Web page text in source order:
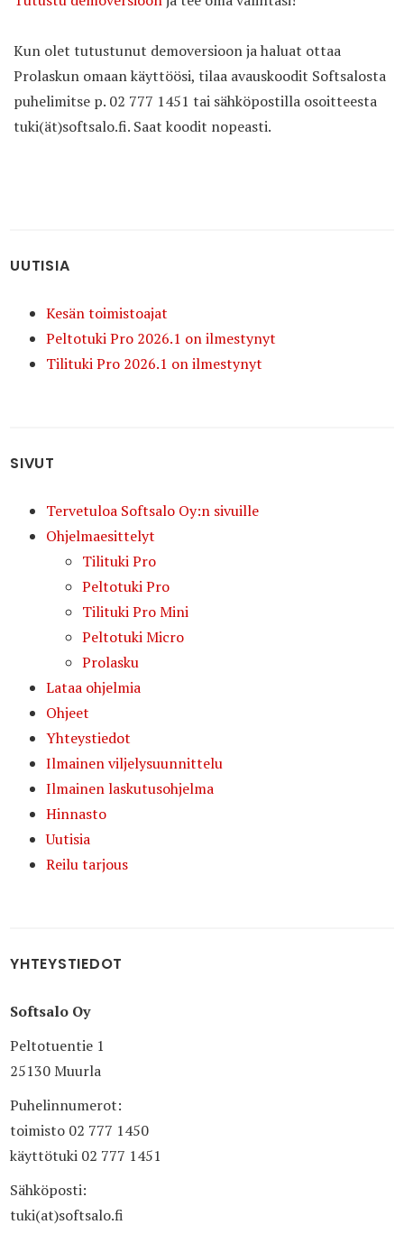
Kun olet tutustunut demoversioon ja haluat ottaa
Prolaskun omaan käyttöösi, tilaa avauskoodit Softsalosta
puhelimitse p. 02 777 1451 tai sähköpostilla osoitteesta
tuki(ät)softsalo.fi. Saat koodit nopeasti.
UUTISIA
Kesän toimistoajat
Peltotuki Pro 2026.1 on ilmestynyt
Tilituki Pro 2026.1 on ilmestynyt
SIVUT
Tervetuloa Softsalo Oy:n sivuille
Ohjelmaesittelyt
Tilituki Pro
Peltotuki Pro
Tilituki Pro Mini
Peltotuki Micro
Prolasku
Lataa ohjelmia
Ohjeet
Yhteystiedot
Ilmainen viljelysuunnittelu
Ilmainen laskutusohjelma
Hinnasto
Uutisia
Reilu tarjous
YHTEYSTIEDOT
Softsalo Oy
Peltotuentie 1
25130 Muurla
Puhelinnumerot:
toimisto 02 777 1450
käyttötuki 02 777 1451
Sähköposti:
tuki(at)softsalo.fi